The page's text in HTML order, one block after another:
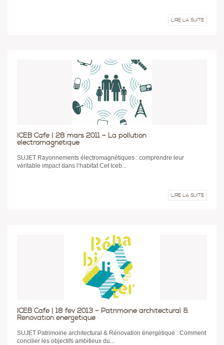
LIRE LA SUITE
ICEB Café | 28 mars 2011 – La pollution
électromagnétique
SUJET Rayonnements électromagnétiques : comprendre leur
véritable impact dans l’habitat Cet Iceb...
LIRE LA SUITE
ICEB Café | 18 fév 2013 – Patrimoine architectural &
Rénovation énergétique
SUJET Patrimoine architectural & Rénovation énergétique : Comment
concilier les objectifs ambitieux du...